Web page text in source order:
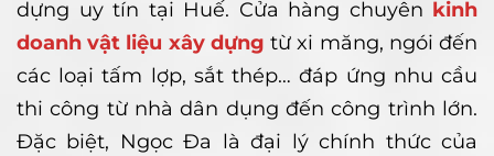
dựng uy tín tại Huế. Cửa hàng chuyên kinh
doanh vật liệu xây dựng từ xi măng, ngói đến
các loại tấm lợp, sắt thép… đáp ứng nhu cầu
thi công từ nhà dân dụng đến công trình lớn.
Đặc biệt, Ngọc Đa là đại lý chính thức của